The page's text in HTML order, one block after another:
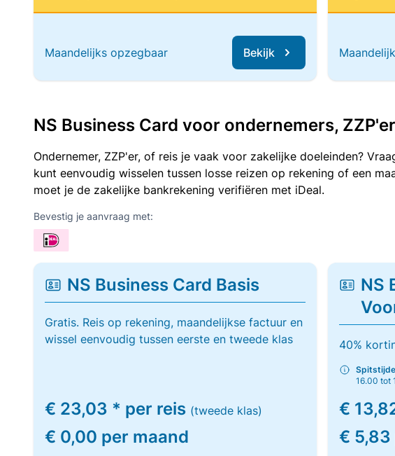
Maandelijks opzegbaar Bekijk
NS Business Card voor ondernemers,
Ondernemer, ZZP'er, of reis je vaak voor zakelijke doeleinden?
kunt eenvoudig wisselen tussen losse reizen op rekening of een
moet je de zakelijke bankrekening verifiëren met iDeal.
Bevestig je aanvraag met:
NS Business Card Basis
Gratis. Reis op rekening, maandelijkse factuur en
wissel eenvoudig tussen eerste en tweede klas
€ 23,03 * per reis (tweede klas)
€ 0,00 per maand
NS
40%
16.00 tot
€
€ 5,83